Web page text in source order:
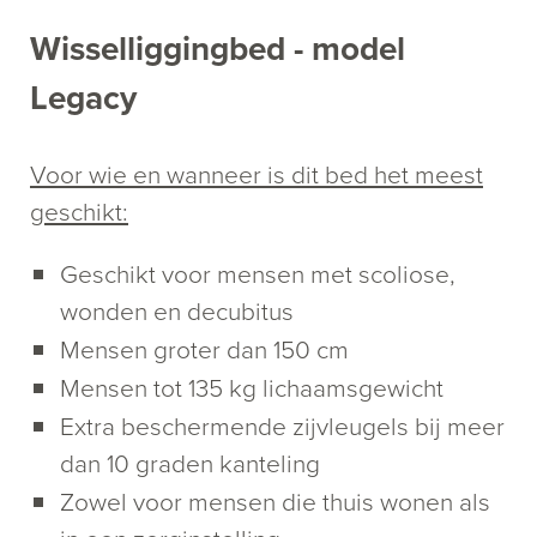
Maximale gebruikersgewicht(kg):
Kantelfunctie systeem voorzien van
voor hoekinstelling voor verpleging
Kantelhoek instellingen kunnen links
en rechts onder verschillende hoeken
(max. 10 graden) en tijden (per blok van
10 min.) geprogrammeerd worden
Dubbelrol wielen 10 cm (tillift
onderrijdbaar 15 cm)
Wisselliggingbed - model
Legacy
Voor wie en wanneer is dit bed het meest
geschikt:
Geschikt voor mensen met scoliose,
wonden en decubitus
Mensen groter dan 150 cm
Mensen tot 135 kg lichaamsgewicht
Extra beschermende zijvleugels bij meer
dan 10 graden kanteling
Zowel voor mensen die thuis wonen als